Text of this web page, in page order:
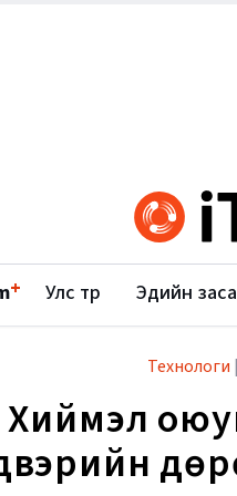
+ Улс төр Эдийн
Технологи |
Хиймэл